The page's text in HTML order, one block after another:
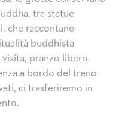
tra statue
che raccontano
buddhista
visita, pranzo libero,
a bordo del treno
ci trasferiremo in